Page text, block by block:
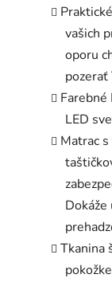
vašich
oporu
pozerať
LED
Matrac
Tkanina